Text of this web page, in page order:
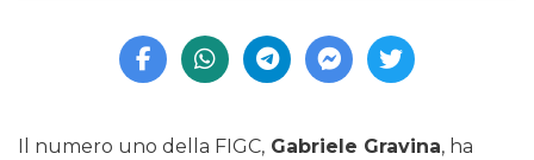
Il numero uno della FIGC, Gabriele Gravina, ha